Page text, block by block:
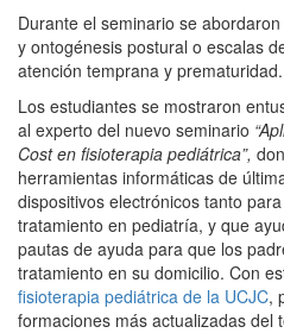
Durante el seminario se
y ontogénesis postural o escalas
atención temprana y prematuridad.
Los estudiantes se mostraron
al experto del nuevo seminario
Cost en fisioterapia pediátrica”,
herramientas informáticas de
dispositivos electrónicos tanto
tratamiento en pediatría, y que
pautas de ayuda para que los
tratamiento en su domicilio. Con
fisioterapia pediátrica de la UCJC,
formaciones más actualizadas del